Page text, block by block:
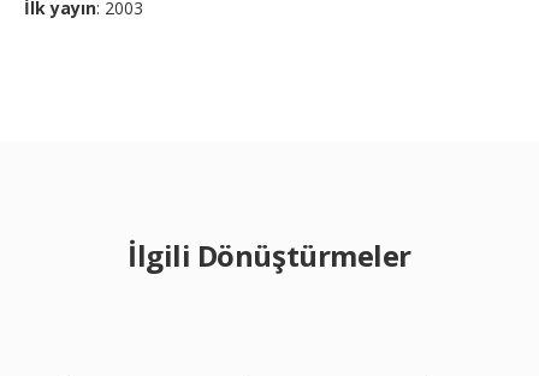
İlk yayın: 2003
İlgili Dönüştürmeler